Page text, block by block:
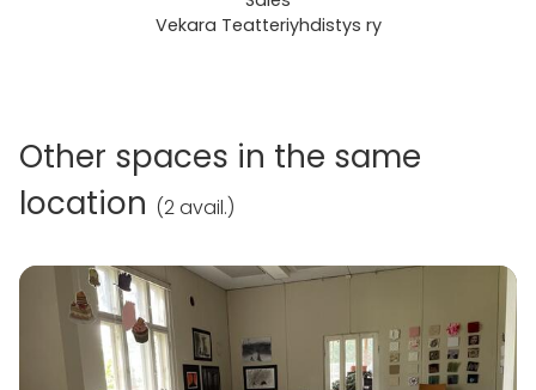
Vekara Teatteriyhdistys ry
Other spaces in the same
location (2 avail.)